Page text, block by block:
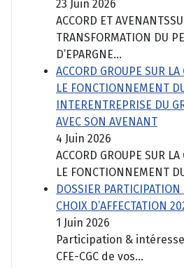
23 Juin 2026
ACCORD ET
TRANSFORMATION DU
D’EPARGNE...
ACCORD GROUPE SUR
LE FONCTIONNEMENT
INTERENTREPRISE DU
AVEC SON AVENANT
4 Juin 2026
ACCORD GROUPE SUR
LE FONCTIONNEMENT
DOSSIER
CHOIX D’AFFECTATION
1 Juin 2026
Participation &
CFE-CGC de vos...